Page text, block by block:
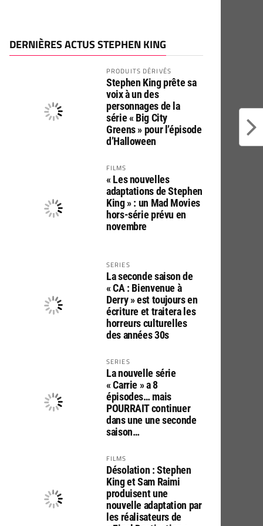
DERNIÈRES ACTUS STEPHEN KING
PRODUITS DÉRIVÉS
Stephen King prête sa
voix à un des
personnages de la
série « Big City
Greens » pour l’épisode
d’Halloween
FILMS
« Les nouvelles
adaptations de Stephen
King » : un Mad Movies
hors-série prévu en
novembre
SERIES
La seconde saison de
« CA : Bienvenue à
Derry » est toujours en
écriture et traitera les
horreurs culturelles
des années 30s
SERIES
La nouvelle série
« Carrie » a 8
épisodes… mais
POURRAIT continuer
dans une une seconde
saison…
FILMS
Désolation : Stephen
King et Sam Raimi
produisent une
nouvelle adaptation par
les réalisateurs de